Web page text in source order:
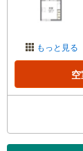
もっと見る